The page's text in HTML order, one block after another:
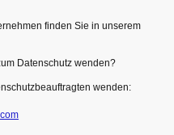
finden Sie in unserem
Datenschutz wenden?
wenden: